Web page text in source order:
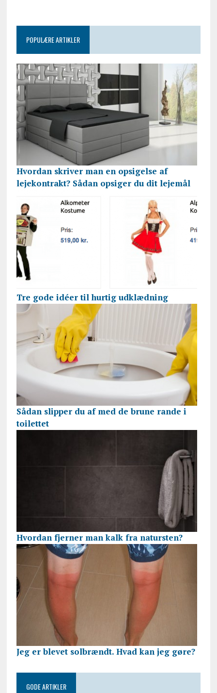
POPULÆRE ARTIKLER
Hvordan skriver man en opsigelse af
lejekontrakt? Sådan opsiger du dit lejemål
Tre gode idéer til hurtig udklædning
Sådan slipper du af med de brune rande i
toilettet
Hvordan fjerner man kalk fra natursten?
Jeg er blevet solbrændt. Hvad kan jeg gøre?
GODE ARTIKLER